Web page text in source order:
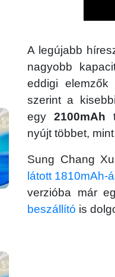
A legújabb
nagyobb
eddigi
szerint a
egy 2100mAh
nyújt többet,
Sung Chang
látott 1810mAh-
verzióba már
beszállító is